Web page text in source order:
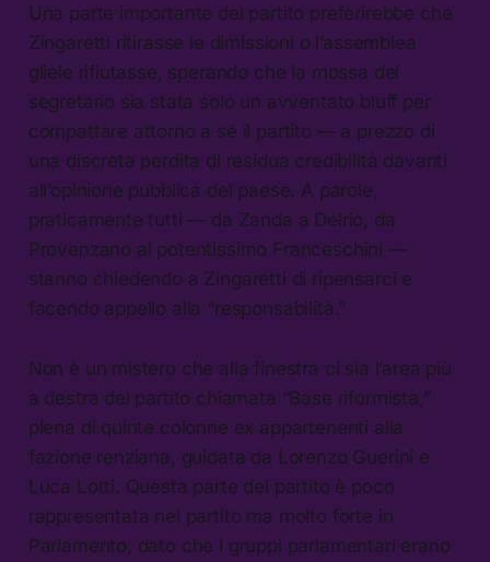
Una parte importante del partito preferirebbe che
Zingaretti ritirasse le dimissioni o l’assemblea
gliele rifiutasse, sperando che la mossa del
segretario sia stata solo un avventato bluff per
compattare attorno a sé il partito — a prezzo di
una discreta perdita di residua credibilità davanti
all’opinione pubblica del paese. A parole,
praticamente tutti — da Zanda a Delrio, da
Provenzano al potentissimo Franceschini —
stanno chiedendo a Zingaretti di ripensarci e
facendo appello alla “responsabilità.”
Non è un mistero che alla finestra ci sia l’area più
a destra del partito chiamata “Base riformista,”
piena di quinte colonne ex appartenenti alla
fazione renziana, guidata da Lorenzo Guerini e
Luca Lotti. Questa parte del partito è poco
rappresentata nel partito ma molto forte in
Parlamento, dato che i gruppi parlamentari erano